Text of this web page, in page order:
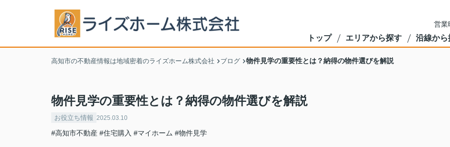
営
トップ エリアから探す 沿線から
高知市の不動産情報は地域密着のライズホーム株式会社 ブログ 物件見学の重要性とは？納得の物件選びを解説
物件見学の重要性とは？納得の物件選びを解説
お役立ち情報 2025.03.10
#高知市不動産 #住宅購入 #マイホーム #物件見学